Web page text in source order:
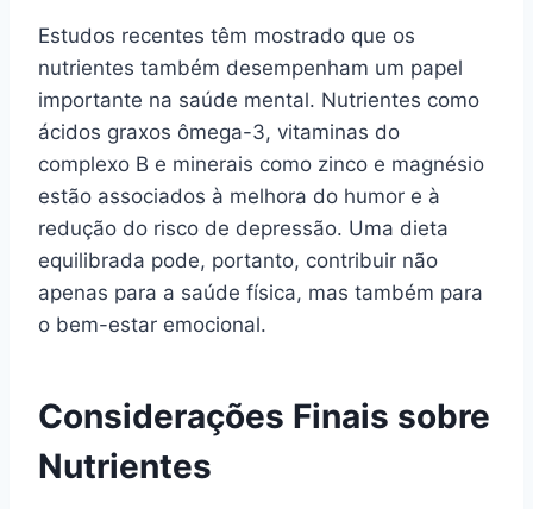
Estudos recentes têm mostrado que os
nutrientes também desempenham um papel
importante na saúde mental. Nutrientes como
ácidos graxos ômega-3, vitaminas do
complexo B e minerais como zinco e magnésio
estão associados à melhora do humor e à
redução do risco de depressão. Uma dieta
equilibrada pode, portanto, contribuir não
apenas para a saúde física, mas também para
o bem-estar emocional.
Considerações Finais sobre
Nutrientes